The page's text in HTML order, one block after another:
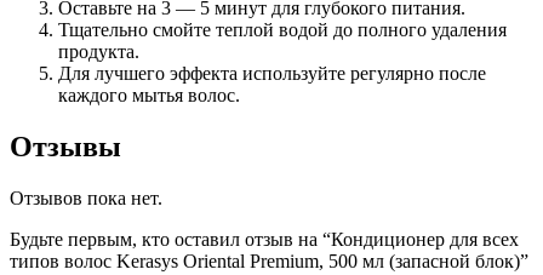
Оставьте на 3 — 5 минут для глубокого питания.
Тщательно смойте теплой водой до полного удаления
продукта.
Для лучшего эффекта используйте регулярно после
каждого мытья волос.
Отзывы
Отзывов пока нет.
Будьте первым, кто оставил отзыв на “Кондиционер для всех
типов волос Kerasys Oriental Premium, 500 мл (запасной блок)”